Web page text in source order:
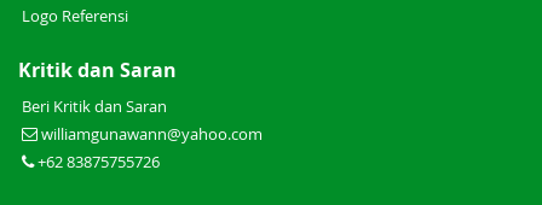
Logo Referensi
Kritik dan Saran
Beri Kritik dan Saran
williamgunawann@yahoo.com
+62 83875755726